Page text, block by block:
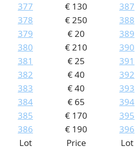
377
€ 130
378
€ 250
379
€ 20
380
€ 210
381
€ 25
382
€ 40
383
€ 40
384
€ 65
385
€ 170
386
€ 190
387
388
389
390
391
392
393
394
395
396
Lot
Price
Lot